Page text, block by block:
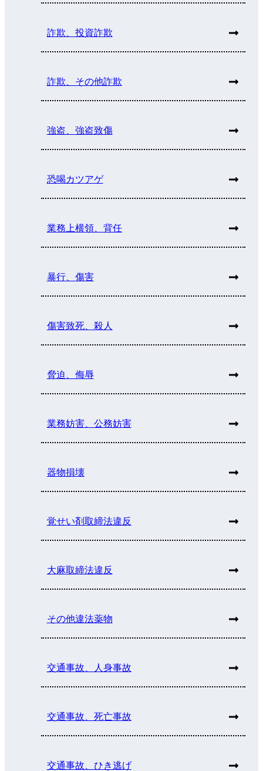
詐欺、投資詐欺
詐欺、その他詐欺
強盗、強盗致傷
恐喝カツアゲ
業務上横領、背任
暴行、傷害
傷害致死、殺人
脅迫、侮辱
業務妨害、公務妨害
器物損壊
覚せい剤取締法違反
大麻取締法違反
その他違法薬物
交通事故、人身事故
交通事故、死亡事故
交通事故、ひき逃げ